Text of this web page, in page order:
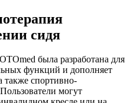
сидя
была разработана для
функций и дополняет
также спортивно-
могут